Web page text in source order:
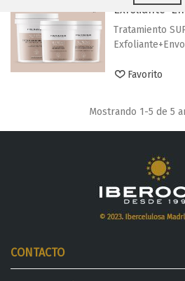
Tratamiento
Favorito
Mostrando 1-5 de 5
CONTACTO